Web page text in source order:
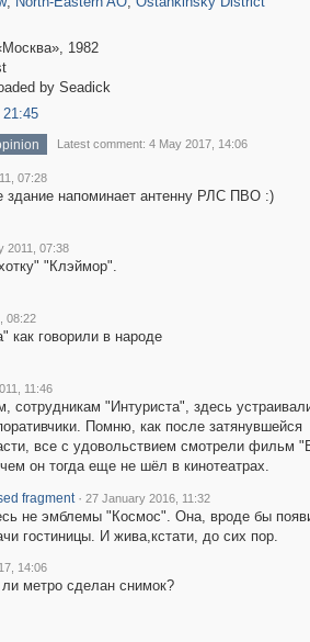
1982
by Seadick
Latest comment: 4 May 2017, 14:06
07:28
здание напоминает антенну РЛС ПВО :)
2011, 07:38
"Клэймор".
08:22
как говорили в народе
11:46
сотрудникам "Интуриста", здесь
Помню, как после затянувшейся
все с удовольствием смотрели фильм
он тогда еще не шёл в кинотеатрах.
fragment · 27 January 2016, 11:32
не эмблемы "Космос". Она, вроде бы
гостиницы. И жива,кстати, до сих пор.
14:06
метро сделан снимок?